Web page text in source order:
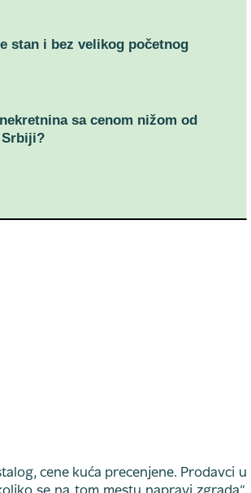
stan i bez velikog početnog
sa cenom nižom od
Srbiji?
cene kuća precenjene. Prodavci u